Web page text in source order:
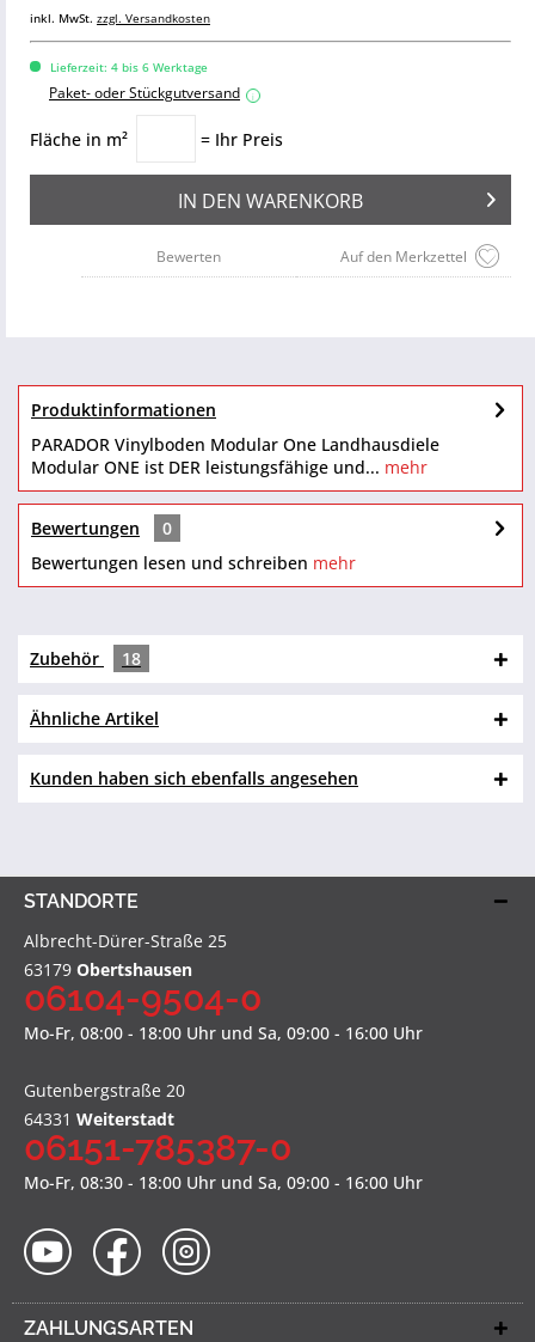
inkl. MwSt. zzgl. Versandkosten
Lieferzeit: 4 bis 6 Werktage
Paket- oder Stückgutversand i
Fläche in m² = Ihr Preis
IN DEN WARENKORB
Auf den Merkzettel
Bewerten
Produktinformationen
PARADOR Vinylboden Modular One Landhausdiele
Modular ONE ist DER leistungsfähige und... mehr
Bewertungen
0
Bewertungen lesen und schreiben mehr
Zubehör 18
Ähnliche Artikel
Kunden haben sich ebenfalls angesehen
STANDORTE
Albrecht-Dürer-Straße 25
63179 Obertshausen
06104-9504-0
Mo-Fr, 08:00 - 18:00 Uhr und Sa, 09:00 - 16:00 Uhr
Gutenbergstraße 20
64331 Weiterstadt
06151-785387-0
Mo-Fr, 08:30 - 18:00 Uhr und Sa, 09:00 - 16:00 Uhr
ZAHLUNGSARTEN